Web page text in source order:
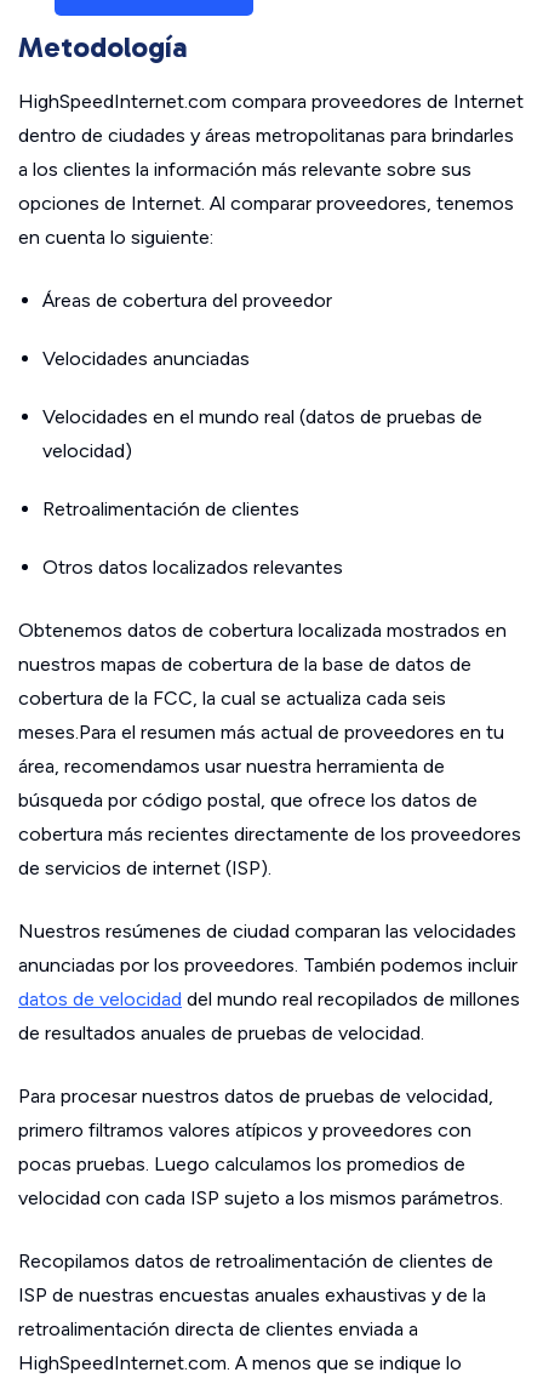
Metodología
HighSpeedInternet.com compara proveedores de Internet
dentro de ciudades y áreas metropolitanas para brindarles
a los clientes la información más relevante sobre sus
opciones de Internet. Al comparar proveedores, tenemos
en cuenta lo siguiente:
Áreas de cobertura del proveedor
Velocidades anunciadas
Velocidades en el mundo real (datos de pruebas de
velocidad)
Retroalimentación de clientes
Otros datos localizados relevantes
Obtenemos datos de cobertura localizada mostrados en
nuestros mapas de cobertura de la base de datos de
cobertura de la FCC, la cual se actualiza cada seis
meses.Para el resumen más actual de proveedores en tu
área, recomendamos usar nuestra herramienta de
búsqueda por código postal, que ofrece los datos de
cobertura más recientes directamente de los proveedores
de servicios de internet (ISP).
Nuestros resúmenes de ciudad comparan las velocidades
anunciadas por los proveedores. También podemos incluir
datos de velocidad del mundo real recopilados de millones
de resultados anuales de pruebas de velocidad.
Para procesar nuestros datos de pruebas de velocidad,
primero filtramos valores atípicos y proveedores con
pocas pruebas. Luego calculamos los promedios de
velocidad con cada ISP sujeto a los mismos parámetros.
Recopilamos datos de retroalimentación de clientes de
ISP de nuestras encuestas anuales exhaustivas y de la
retroalimentación directa de clientes enviada a
HighSpeedInternet.com. A menos que se indique lo